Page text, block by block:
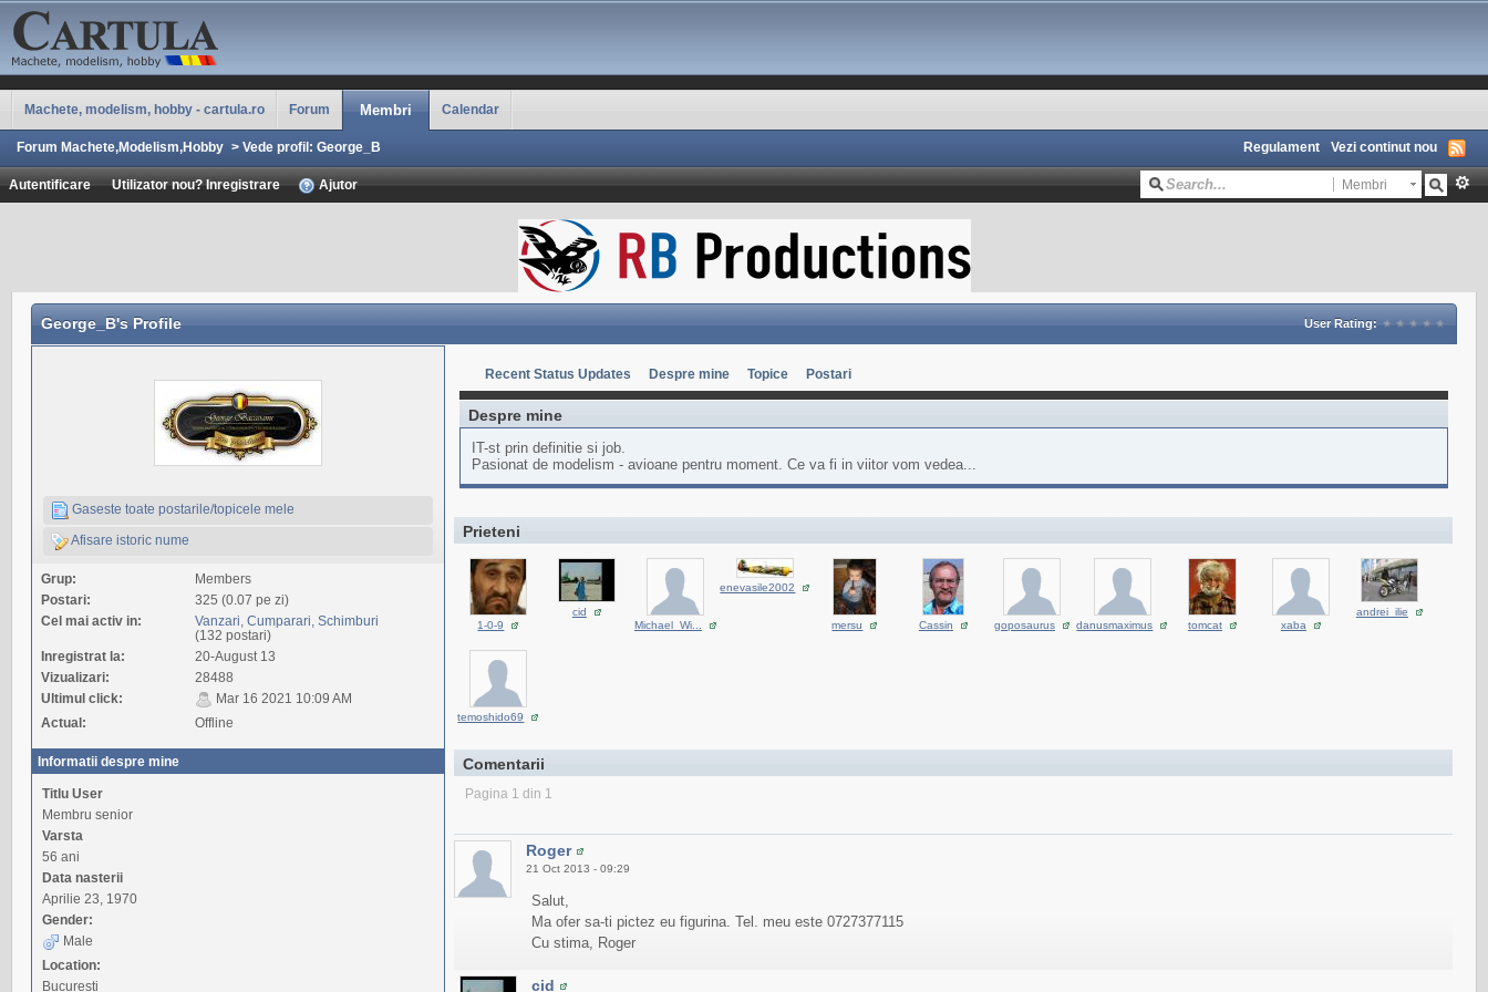
Machete, modelism, hobby - cartula.ro Forum Membri Calendar
Forum Machete,Modelism,Hobby > Vede profil: George_B Regulament Vezi continut nou
Autentificare Utilizator nou? Inregistrare Ajutor Membri
George_B's Profile User Rating:
Gaseste toate postarile/topicele mele
Afisare istoric nume
Grup:
Members
Postari:
325 (0.07 pe zi)
Cel mai activ in:
Vanzari, Cumparari, Schimburi
(132 postari)
Inregistrat la:
20-August 13
Vizualizari:
28488
Ultimul click:
Mar 16 2021 10:09 AM
Actual:
Offline
Informatii despre mine
Titlu User
Membru senior
Varsta
56 ani
Data nasterii
Aprilie 23, 1970
Gender:
Male
Location:
Bucuresti
Recent Status Updates Despre mine Topice Postari
Despre mine
IT-st prin definitie si job.
Pasionat de modelism - avioane pentru moment. Ce va fi in viitor vom vedea...
Prieteni
1-0-9
cid
Michael_Wi...
enevasile2002
mersu Cassin goposaurus danusmaximus tomcat xaba
andrei_ilie
temoshido69
Comentarii
Pagina 1 din 1
Roger
21 Oct 2013 - 09:29
Salut,
Ma ofer sa-ti pictez eu figurina. Tel. meu este 0727377115
Cu stima, Roger
cid